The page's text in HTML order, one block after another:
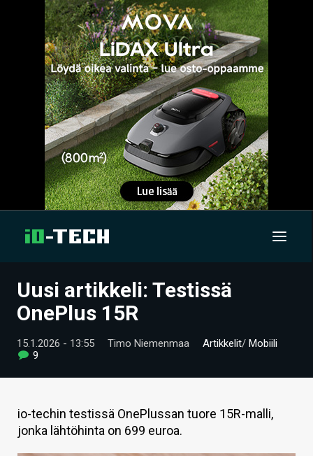
UUTISET
VIDEOT
TIETOA
Uusi artikkeli: Testissä
OnePlus 15R
15.1.2026 - 13:55 Timo Niemenmaa Artikkelit/ Mobiili
9
io-techin testissä OnePlussan tuore 15R-malli,
jonka lähtöhinta on 699 euroa.